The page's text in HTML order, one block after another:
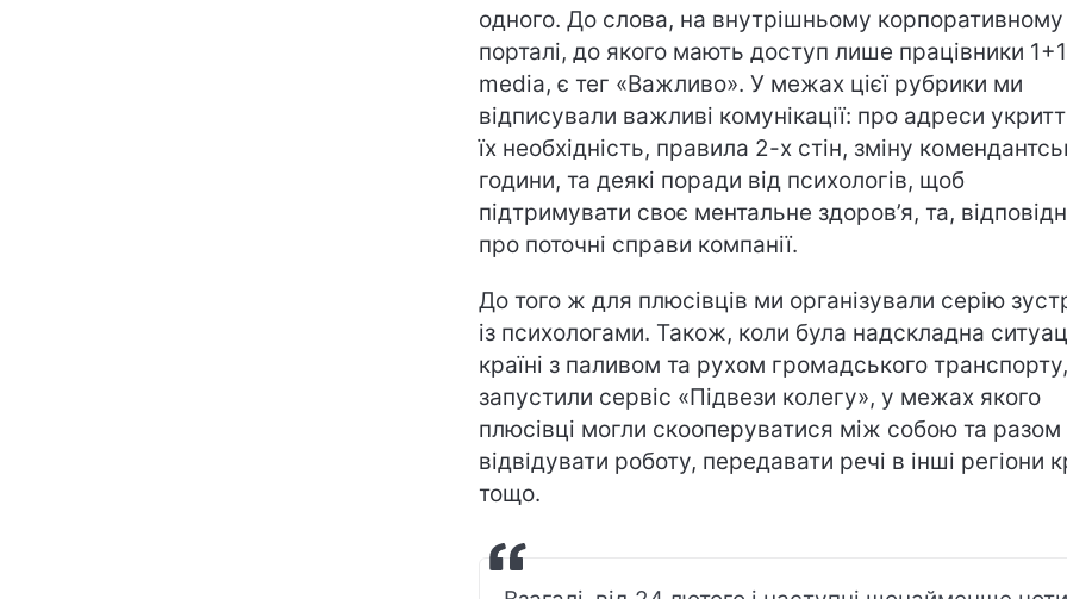
одного. До слова, на внутрішньому корпоративному
порталі, до якого мають доступ лише працівники 1+1
media, є тег «Важливо». У межах цієї рубрики ми
відписували важливі комунікації: про адреси
їх необхідність, правила 2-х стін, зміну
години, та деякі поради від психологів, щоб
підтримувати своє ментальне здоров’я, та,
про поточні справи компанії.
До того ж для плюсівців ми організували серію
із психологами. Також, коли була надскладна
країні з паливом та рухом громадського
запустили сервіс «Підвези колегу», у межах якого
плюсівці могли скооперуватися між собою та разом
відвідувати роботу, передавати речі в інші регіони
тощо.